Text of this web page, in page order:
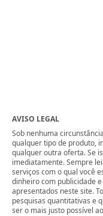
AVISO LEGAL
Sob nenhuma
qualquer tipo de produto,
qualquer outra oferta. Se
imediatamente. Sempre
serviços com o qual você
dinheiro com publicidade
apresentados neste site.
pesquisas quantitativas e
ser o mais justo possível